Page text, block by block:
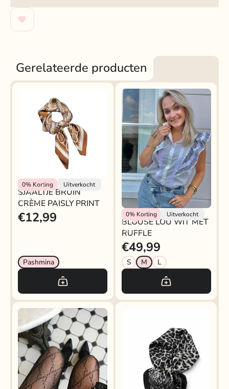
Gerelateerde producten
0% Korting Uitverkocht
Rokjeklokje
SJAALTJE BRUIN
CRÈME PAISLY PRINT
€12,99
Pashmina
0%Korting Uitverkocht
Rokjeklokje
BLOUSE LOU WIT MET
RUFFLE
€49,99
S M L